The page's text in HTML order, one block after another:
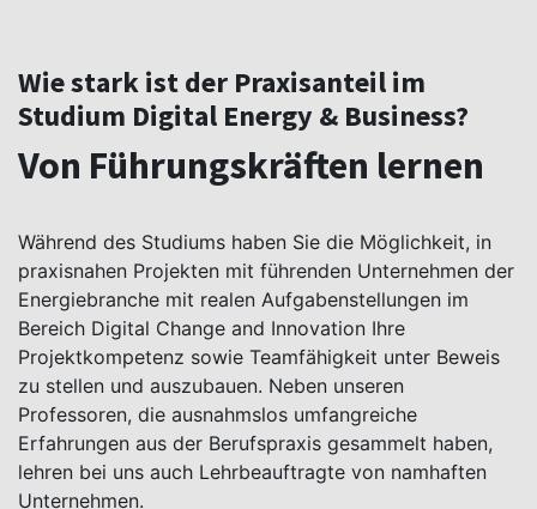
Wie stark ist der Praxisanteil im
Studium Digital Energy & Business?
Von Führungskräften lernen
Während des Studiums haben Sie die Möglichkeit, in
praxisnahen Projekten mit führenden Unternehmen der
Energiebranche mit realen Aufgabenstellungen im
Bereich Digital Change and Innovation Ihre
Projektkompetenz sowie Teamfähigkeit unter Beweis
zu stellen und auszubauen. Neben unseren
Professoren, die ausnahmslos umfangreiche
Erfahrungen aus der Berufspraxis gesammelt haben,
lehren bei uns auch Lehrbeauftragte von namhaften
Unternehmen.